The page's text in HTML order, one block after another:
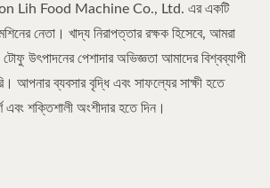
Lih Food Machine Co., Ltd. এর একটি
নেতা। খাদ্য নিরাপত্তার রক্ষক হিসেবে, আমরা
উৎপাদনের পেশাদার অভিজ্ঞতা আমাদের বিশ্বব্যাপী
আপনার ব্যবসার বৃদ্ধি এবং সাফল্যের সাক্ষী হতে
শক্তিশালী অংশীদার হতে দিন।